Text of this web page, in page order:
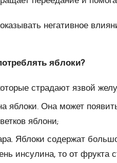
негативное
яблоки?
страдают язвой
яблоки. Она может
яблони;
Яблоки содержат
инсулина, то от фрукта